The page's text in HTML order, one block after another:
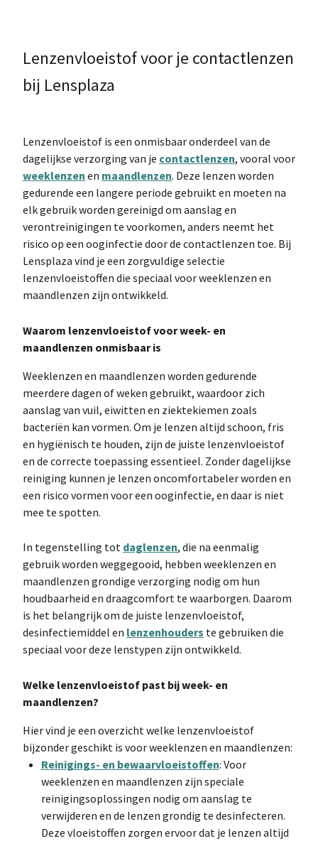
Lenzenvloeistof voor je contactlenzen
bij Lensplaza
Lenzenvloeistof is een onmisbaar onderdeel van de
dagelijkse verzorging van je contactlenzen, vooral voor
weeklenzen en maandlenzen. Deze lenzen worden
gedurende een langere periode gebruikt en moeten na
elk gebruik worden gereinigd om aanslag en
verontreinigingen te voorkomen, anders neemt het
risico op een ooginfectie door de contactlenzen toe. Bij
Lensplaza vind je een zorgvuldige selectie
lenzenvloeistoffen die speciaal voor weeklenzen en
maandlenzen zijn ontwikkeld.
Waarom lenzenvloeistof voor week- en
maandlenzen onmisbaar is
Weeklenzen en maandlenzen worden gedurende
meerdere dagen of weken gebruikt, waardoor zich
aanslag van vuil, eiwitten en ziektekiemen zoals
bacteriën kan vormen. Om je lenzen altijd schoon, fris
en hygiënisch te houden, zijn de juiste lenzenvloeistof
en de correcte toepassing essentieel. Zonder dagelijkse
reiniging kunnen je lenzen oncomfortabeler worden en
een risico vormen voor een ooginfectie, en daar is niet
mee te spotten.
In tegenstelling tot daglenzen, die na eenmalig
gebruik worden weggegooid, hebben weeklenzen en
maandlenzen grondige verzorging nodig om hun
houdbaarheid en draagcomfort te waarborgen. Daarom
is het belangrijk om de juiste lenzenvloeistof,
desinfectiemiddel en lenzenhouders te gebruiken die
speciaal voor deze lenstypen zijn ontwikkeld.
Welke lenzenvloeistof past bij week- en
maandlenzen?
Hier vind je een overzicht welke lenzenvloeistof
bijzonder geschikt is voor weeklenzen en maandlenzen:
Reinigings- en bewaarvloeistoffen: Voor
weeklenzen en maandlenzen zijn speciale
reinigingsoplossingen nodig om aanslag te
verwijderen en de lenzen grondig te desinfecteren.
Deze vloeistoffen zorgen ervoor dat je lenzen altijd